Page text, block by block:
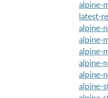
alpine-
latest-
alpine-
alpine-
alpine-
alpine-
alpine-
alpine-